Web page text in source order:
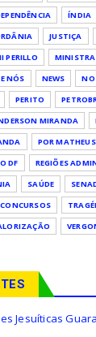
ÍNDIA
JUSTIÇA
PERILLO
MINISTRA
NÓS NEWS
PERITO
MIRANDA
POR
DF
REGIÕES
SAÚDE
Jesuíticas